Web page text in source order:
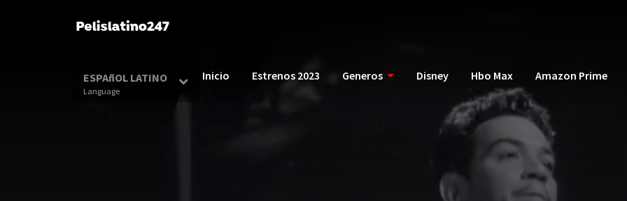
Inicio Estrenos 2023 Generos Disney Hbo Max Amazon Prime
ESPAñOL LATINO
Language